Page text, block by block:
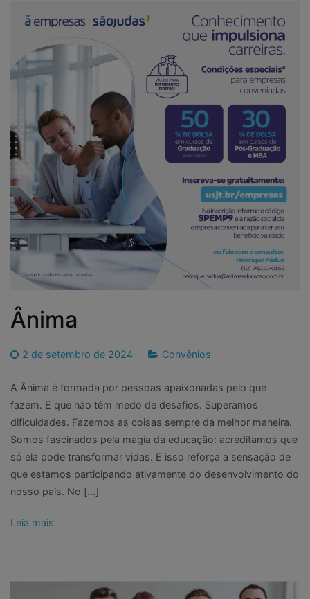
Ânima
2 de setembro de 2024 Convênios
A Ânima é formada por pessoas apaixonadas pelo que
fazem. E que não têm medo de desafios. Superamos
dificuldades. Fazemos as coisas sempre da melhor maneira.
Somos fascinados pela magia da educação: acreditamos que
só ela pode transformar vidas. E isso reforça a sensação de
que estamos participando ativamente do desenvolvimento do
nosso país. No […]
Leia mais